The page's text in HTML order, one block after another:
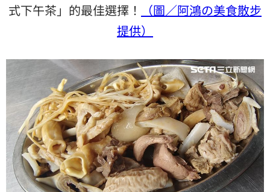
式下午茶」的最佳選擇！
（圖／阿鴻の美食散步
提供）